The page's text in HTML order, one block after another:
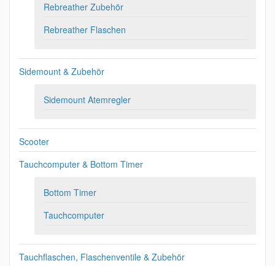
Rebreather Zubehör
Rebreather Flaschen
Sidemount & Zubehör
Sidemount Atemregler
Scooter
Tauchcomputer & Bottom Timer
Bottom Timer
Tauchcomputer
Tauchflaschen, Flaschenventile & Zubehör